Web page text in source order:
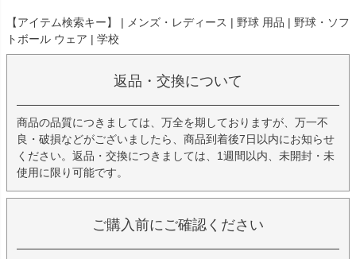
【アイテム検索キー】 | メンズ・レディース | 野球 用品 | 野球・ソフ
トボール ウェア | 学校
返品・交換について
商品の品質につきましては、万全を期しておりますが、万一不
良・破損などがございましたら、商品到着後7日以内にお知らせ
ください。返品・交換につきましては、1週間以内、未開封・未
使用に限り可能です。
ご購入前にご確認ください